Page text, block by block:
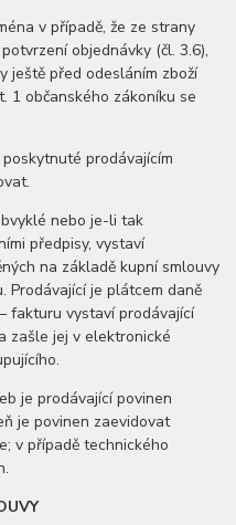
v případě, že ze strany
objednávky (čl. 3.6),
ještě před odesláním zboží
1 občanského zákoníku se
prodávajícím
nebo je-li tak
předpisy, vystaví
na základě kupní smlouvy
Prodávající je plátcem daně
fakturu vystaví prodávající
zašle jej v elektronické
je prodávající povinen
je povinen zaevidovat
v případě technického